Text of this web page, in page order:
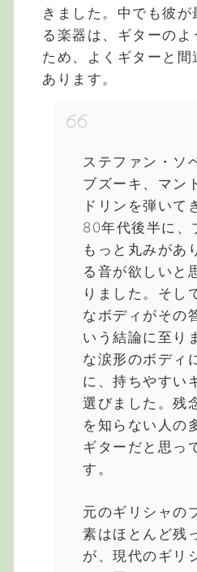
きました。中でも彼
る楽器は、ギターの
ため、よくギターと
あります。
ステファン・ソ
ブズーキ、マン
ドリンを弾いて
80年代後半に、
もっと丸みがあ
る音が欲しいと
りました。そし
なボディがその
いう結論に至り
な涙形のボディ
に、持ちやすい
選びました。残
を知らない人の
ギターだと思っ
す。
元のギリシャの
素はほとんど残
が、現代のギリ